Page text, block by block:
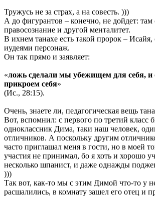
Тружусь не за страх, а на совесть. )))
А до фигурантов – конечно, не дойдет: там
правосознание и другой менталитет.
В ихнем танахе есть такой пророк –
иудеями персонаж.
Он так прямо и заявляет:
«ложь сделали мы убежищем для себя, и
прикроем себя»
(Ис., 28:15).
Очень, знаете ли, педагогическая вещь
Вот, вспомнил: с первого по третий класс
одноклассник Дима, таки наш человек,
отличников. А поскольку другим
часто приглашал меня в гости, но в моей
участия не принимал, бо я хоть и хорошо
несколько шпанист, и даже однажды
)))
Так вот, как-то мы с этим Димой что-то у
расшалились, в комнату зашел его отец и